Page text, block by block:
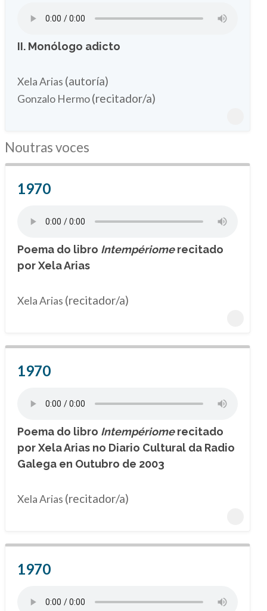
II. Monólogo adicto
Xela Arias (autoría)
Gonzalo Hermo(recitador/a)
Noutras voces
1970
Poema do libro Intempériomerecitado
por Xela Arias
Xela Arias (recitador/a)
1970
Poema do libro Intempériomerecitado
por Xela Arias no Diario Cultural da Radio
Galega en Outubro de 2003
Xela Arias (recitador/a)
1970